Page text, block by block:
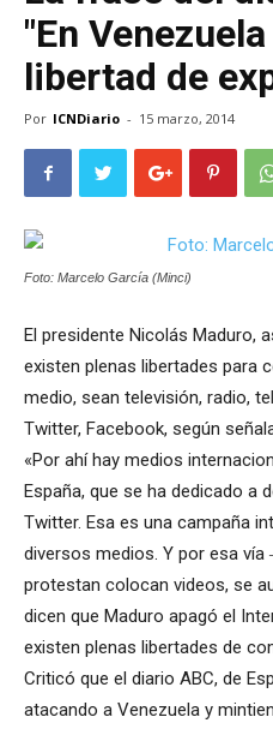
"En
libertad de
Por ICNDiario - 15 marzo, 2014
Foto: Marcelo García (Minci)
El presidente Nicolás Maduro,
existen plenas libertades para
medio, sean televisión, radio,
Twitter, Facebook, según
«Por ahí hay medios
España, que se ha dedicado a
Twitter. Esa es una campaña
diversos medios. Y por esa vía
protestan colocan videos, se
dicen que Maduro apagó el
existen plenas libertades de
Criticó que el diario ABC, de
atacando a Venezuela y